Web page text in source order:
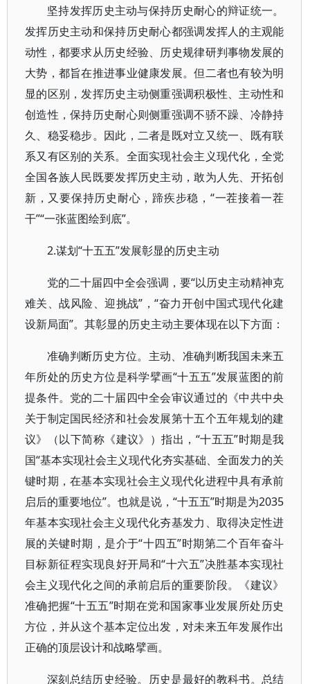
坚持发挥历史主动与保持历史耐心的辩证统一。
发挥历史主动和保持历史耐心都强调发挥人的主观能
动性，都要求从历史经验、历史规律研判事物发展的
大势，都旨在推进事业健康发展。但二者也有较为明
显的区别，发挥历史主动侧重强调积极性、主动性和
创造性，保持历史耐心则侧重强调不骄不躁、冷静持
久、稳妥稳步。因此，二者是既对立又统一、既有联
系又有区别的关系。全面实现社会主义现代化，全党
全国各族人民既要发挥历史主动，敢为人先、开拓创
新，又要保持历史耐心，蹄疾步稳，“一茬接着一茬
干”“一张蓝图绘到底”。
2.谋划“十五五”发展彰显的历史主动
党的二十届四中全会强调，要“以历史主动精神克
难关、战风险、迎挑战”，“奋力开创中国式现代化建
设新局面”。其彰显的历史主动主要体现在以下方面：
准确判断历史方位。主动、准确判断我国未来五
年所处的历史方位是科学擘画“十五五”发展蓝图的前
提条件。党的二十届四中全会审议通过的《中共中央
关于制定国民经济和社会发展第十五个五年规划的建
议》（以下简称《建议》）指出，“十五五”时期是我
国“基本实现社会主义现代化夯实基础、全面发力的关
键时期，在基本实现社会主义现代化进程中具有承前
启后的重要地位”。也就是说，“十五五”时期是为2035
年基本实现社会主义现代化夯基发力、取得决定性进
展的关键时期，是介于“十四五”时期第二个百年奋斗
目标新征程实现良好开局和“十六五”决胜基本实现社
会主义现代化之间的承前启后的重要阶段。《建议》
准确把握“十五五”时期在党和国家事业发展所处历史
方位，并从这个基本定位出发，对未来五年发展作出
正确的顶层设计和战略擘画。
深刻总结历史经验。历史是最好的教科书。总结